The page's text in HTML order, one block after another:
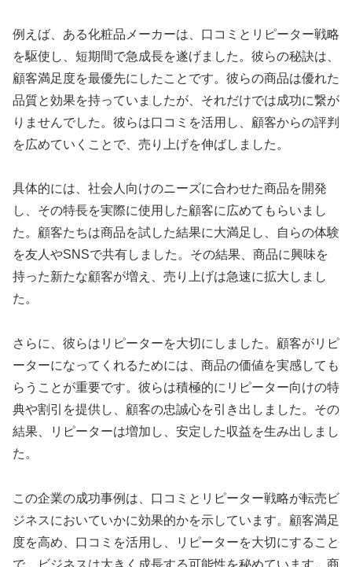
例えば、ある化粧品メーカーは、口コミとリピーター戦略
を駆使し、短期間で急成長を遂げました。彼らの秘訣は、
顧客満足度を最優先にしたことです。彼らの商品は優れた
品質と効果を持っていましたが、それだけでは成功に繋が
りませんでした。彼らは口コミを活用し、顧客からの評判
を広めていくことで、売り上げを伸ばしました。
具体的には、社会人向けのニーズに合わせた商品を開発
し、その特長を実際に使用した顧客に広めてもらいまし
た。顧客たちは商品を試した結果に大満足し、自らの体験
を友人やSNSで共有しました。その結果、商品に興味を
持った新たな顧客が増え、売り上げは急速に拡大しまし
た。
さらに、彼らはリピーターを大切にしました。顧客がリピ
ーターになってくれるためには、商品の価値を実感しても
らうことが重要です。彼らは積極的にリピーター向けの特
典や割引を提供し、顧客の忠誠心を引き出しました。その
結果、リピーターは増加し、安定した収益を生み出しまし
た。
この企業の成功事例は、口コミとリピーター戦略が転売ビ
ジネスにおいていかに効果的かを示しています。顧客満足
度を高め、口コミを活用し、リピーターを大切にすること
で、ビジネスは大きく成長する可能性を秘めています。商